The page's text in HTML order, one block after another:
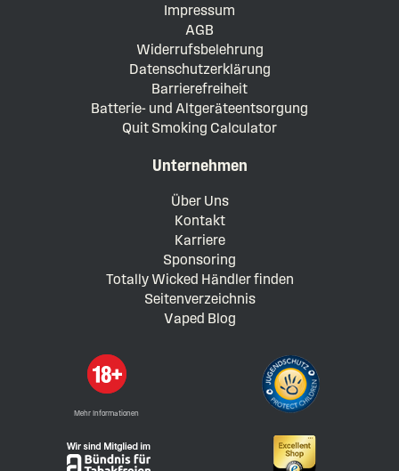
Impressum
AGB
Widerrufsbelehrung
Datenschutzerklärung
Barrierefreiheit
Batterie- und Altgeräteentsorgung
Quit Smoking Calculator
Unternehmen
Über Uns
Kontakt
Karriere
Sponsoring
Totally Wicked Händler finden
Seitenverzeichnis
Vaped Blog
Mehr Informationen